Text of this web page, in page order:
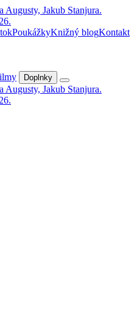
PoukážkyKnižný blogKontakt
Doplnky